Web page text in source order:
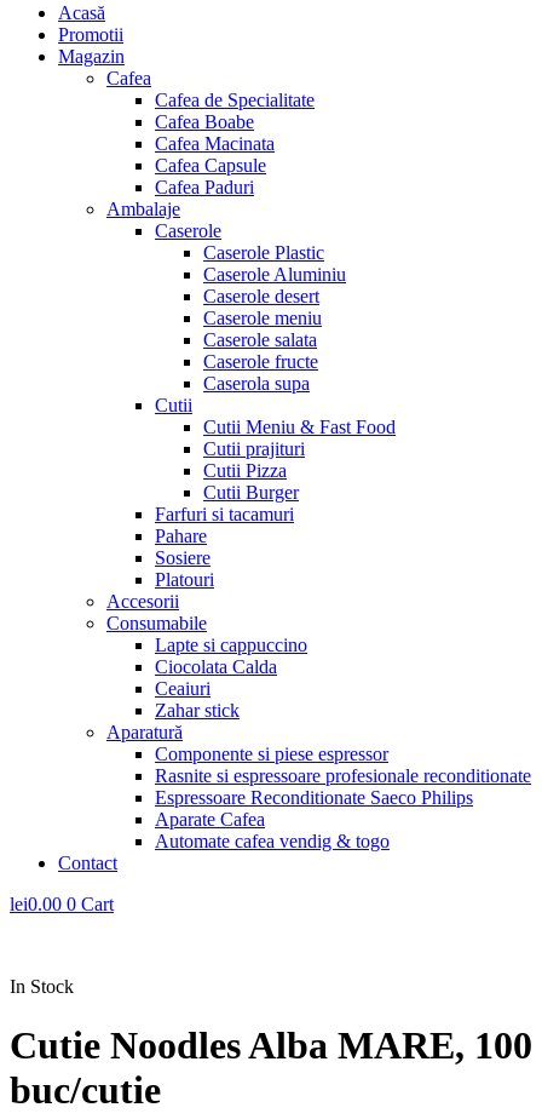
Menu
Acasă
Promotii
Magazin
Cafea
Cafea de Specialitate
Cafea Boabe
Cafea Macinata
Cafea Capsule
Cafea Paduri
Ambalaje
Caserole
Caserole Plastic
Caserole Aluminiu
Caserole desert
Caserole meniu
Caserole salata
Caserole fructe
Caserola supa
Cutii
Cutii Meniu & Fast Food
Cutii prajituri
Cutii Pizza
Cutii Burger
Farfuri si tacamuri
Pahare
Sosiere
Platouri
Accesorii
Consumabile
Lapte si cappuccino
Ciocolata Calda
Ceaiuri
Zahar stick
Aparatură
Componente si piese espressor
Rasnite si espressoare profesionale reconditionate
Espressoare Reconditionate Saeco Philips
Aparate Cafea
Automate cafea vendig & togo
Contact
lei0.00 0 Cart
In Stock
Cutie Noodles Alba MARE, 100
buc/cutie